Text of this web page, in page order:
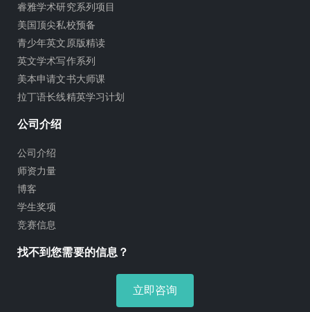
睿雅学术研究系列项目
美国顶尖私校预备
青少年英文原版精读
英文学术写作系列
美本申请文书大师课
拉丁语长线精英学习计划
公司介绍
公司介绍
师资力量
博客
学生奖项
竞赛信息
找不到您需要的信息？
立即咨询